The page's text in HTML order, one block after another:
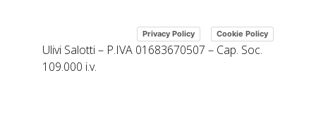
Privacy Policy Cookie Policy
Ulivi Salotti – P.IVA 01683670507 – Cap. Soc.
109.000 i.v.